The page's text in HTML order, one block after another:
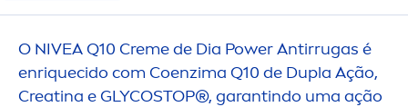
O NIVEAQ10 Cremede Dia Power Antirrugas é
enriquecido com Coenzima Q10 de Dupla Ação,
Creatina e GLYCOSTOP®, garantindo uma ação